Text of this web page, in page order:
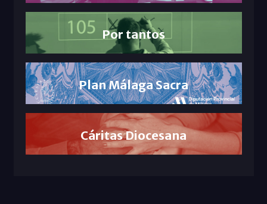
Por tantos
Plan Málaga Sacra
Cáritas Diocesana